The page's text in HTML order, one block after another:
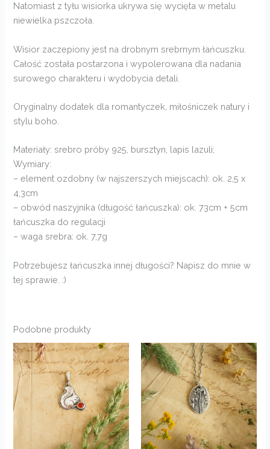
Natomiast z tyłu wisiorka ukrywa się wycięta w metalu
niewielka pszczoła.
Wisior zaczepiony jest na drobnym srebrnym łańcuszku.
Całość została postarzona i wypolerowana dla nadania
surowego charakteru i wydobycia detali.
Oryginalny dodatek dla romantyczek, miłośniczek natury i
stylu boho.
Materiały: srebro próby 925, bursztyn, lapis lazuli;
Wymiary:
– element ozdobny (w najszerszych miejscach): ok. 2,5 x
4,3cm
– obwód naszyjnika (długość łańcuszka): ok. 73cm + 5cm
łańcuszka do regulacji
– waga srebra: ok. 7,7g
Potrzebujesz łańcuszka innej długości? Napisz do mnie w
tej sprawie. :)
Podobne produkty